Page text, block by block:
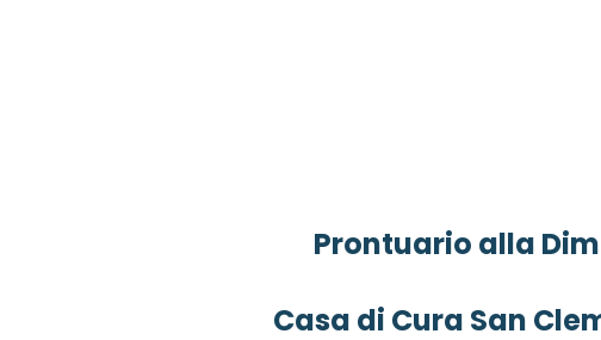
Prontuario alla
Casa di Cura San